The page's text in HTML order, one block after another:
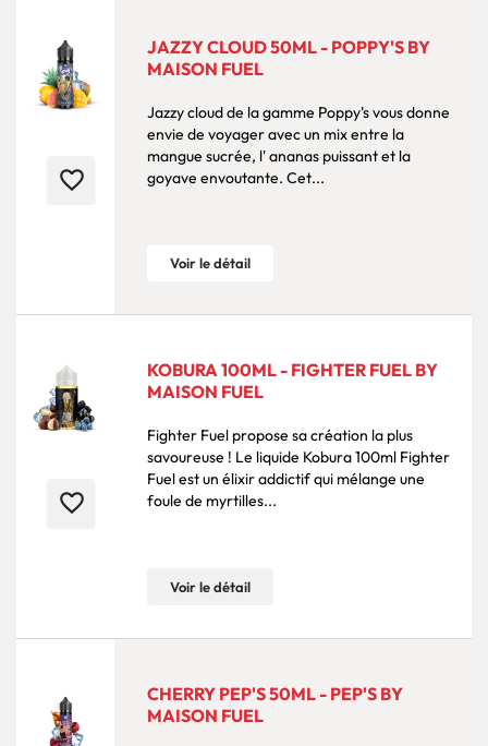
favorite_border
JAZZY CLOUD 50ML - POPPY'S BY
MAISON FUEL
Jazzy cloud de la gamme Poppy's vous donne
envie de voyager avec un mix entre la
mangue sucrée, l' ananas puissant et la
goyave envoutante. Cet...
Voir le détail
favorite_border
KOBURA 100ML - FIGHTER FUEL BY
MAISON FUEL
Fighter Fuel propose sa création la plus
savoureuse ! Le liquide Kobura 100ml Fighter
Fuel est un élixir addictif qui mélange une
foule de myrtilles...
Voir le détail
CHERRY PEP'S 50ML - PEP'S BY
MAISON FUEL